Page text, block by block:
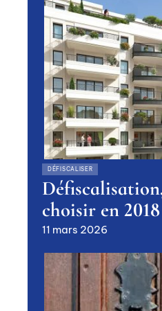
DÉFISCALISER
choisir en 2018
11 mars 2026